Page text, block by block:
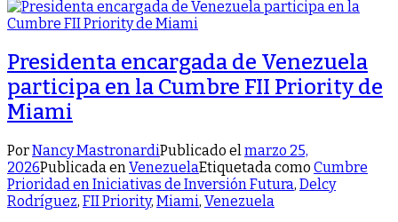
Presidenta encargada de Venezuela
participa en la Cumbre FII Priority de
Miami
PorNancy MastronardiPublicado el marzo 25,
2026Publicada en VenezuelaEtiquetada como Cumbre
Prioridad en Iniciativas de Inversión Futura, Delcy
Rodríguez, FII Priority, Miami, Venezuela